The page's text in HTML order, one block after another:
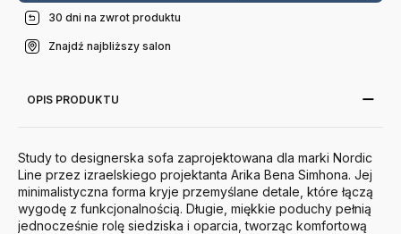
30 dni na zwrot produktu
Znajdź najbliższy salon
OPIS PRODUKTU
Study to designerska sofa zaprojektowana dla marki Nordic
Line przez izraelskiego projektanta Arika Bena Simhona. Jej
minimalistyczna forma kryje przemyślane detale, które łączą
wygodę z funkcjonalnością. Długie, miękkie poduchy pełnią
jednocześnie rolę siedziska i oparcia, tworząc komfortową